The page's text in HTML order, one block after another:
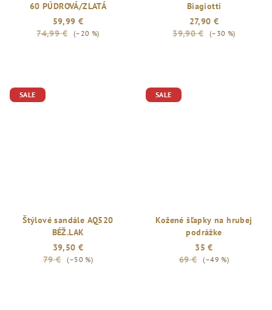
60 PÚDROVÁ/ZLATÁ
59,99 €
74,99 €
(–20 %)
Biagiotti
27,90 €
39,90 €
(–30 %)
SALE
Štýlové sandále AQ520
BÉŽ.LAK
39,50 €
79 €
(–50 %)
SALE
Kožené šľapky na hrubej
podrážke
35 €
69 €
(–49 %)